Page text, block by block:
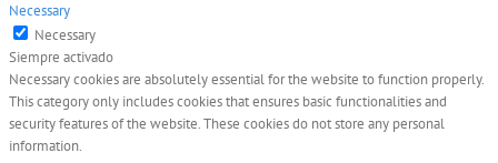
Necessary
Necessary
Siempre activado
Necessary cookies are absolutely essential for the website to function properly.
This category only includes cookies that ensures basic functionalities and
security features of the website. These cookies do not store any personal
information.